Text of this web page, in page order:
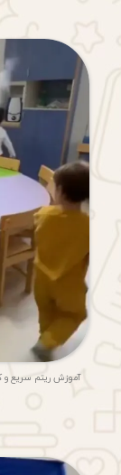
آموزش ریتم سریع و